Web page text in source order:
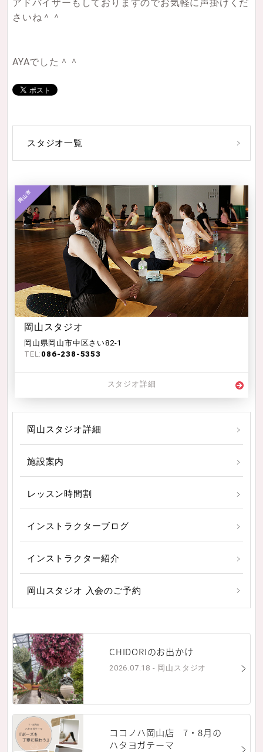
アドバイザーもしておりますのでお気軽に声掛けくだ
さいね＾＾
AYAでした＾＾
スタジオ一覧
岡山スタジオ
岡山県岡山市中区さい82-1
TEL: 086-238-5353
スタジオ詳細
岡山スタジオ詳細
施設案内
レッスン時間割
インストラクターブログ
インストラクター紹介
岡山スタジオ 入会のご予約
CHIDORIのお出かけ
2026.07.18 - 岡山スタジオ
ココノハ岡山店 7・8月の
ハタヨガテーマ